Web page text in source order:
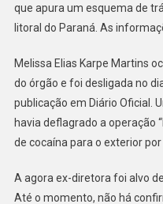
que apura um esquema de
litoral do Paraná. As
Melissa Elias Karpe Martins
do órgão e foi desligada no
publicação em Diário Oficial.
havia deflagrado a operação
de cocaína para o exterior
A agora ex-diretora foi alvo
Até o momento, não há